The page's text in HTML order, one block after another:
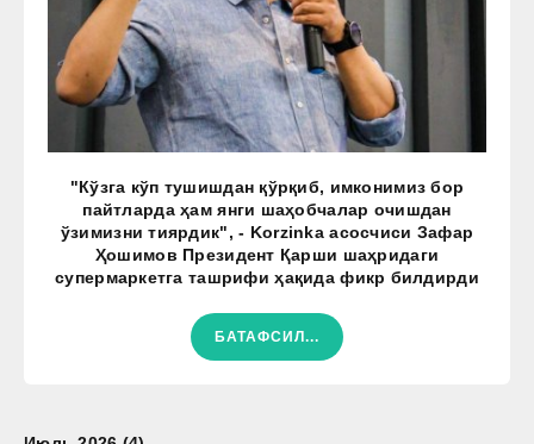
"Кўзга кўп тушишдан қўрқиб, имконимиз бор
пайтларда ҳам янги шаҳобчалар очишдан
ўзимизни тиярдик", - Korzinka асосчиси Зафар
Ҳошимов Президент Қарши шаҳридаги
супермаркетга ташрифи ҳақида фикр билдирди
БАТАФСИЛ...